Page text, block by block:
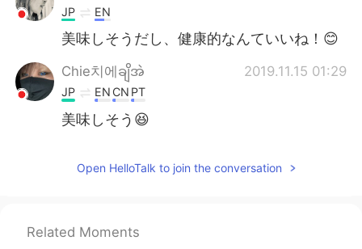
JP EN
美味しそうだし、健康的なんていいね！😊
Chie치에ချိအဲ 2019.11.15 01:29
JP EN CN PT
美味しそう😆
Open HelloTalk to join the conversation
Related Moments